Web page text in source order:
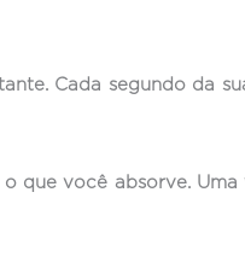
Cada segundo da
que você absorve.